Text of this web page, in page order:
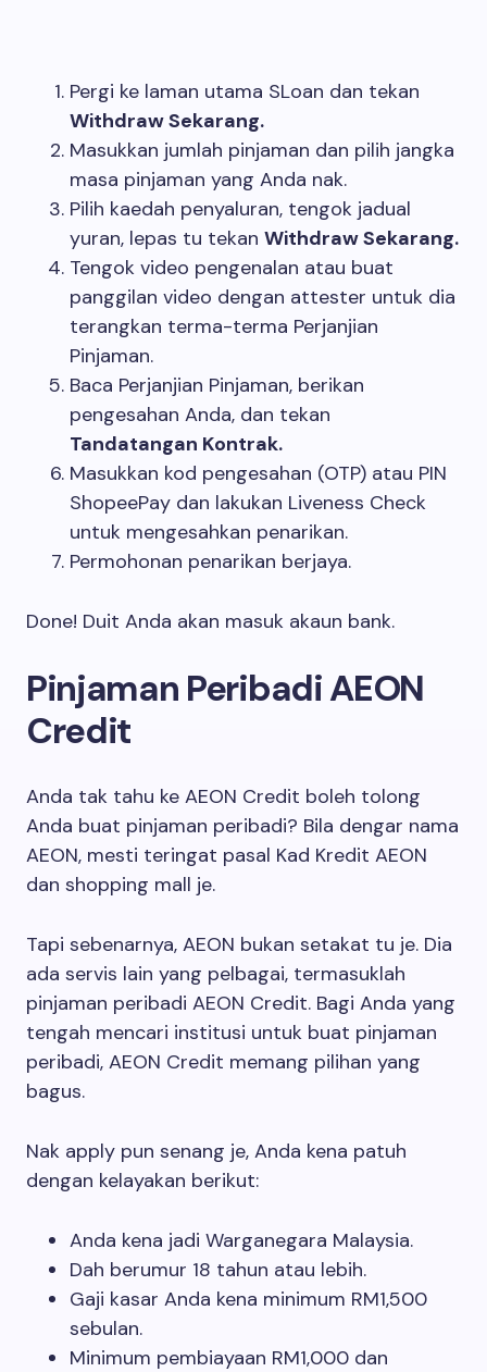
Pergi ke laman utama SLoan dan tekan
Withdraw Sekarang.
Masukkan jumlah pinjaman dan pilih jangka
masa pinjaman yang Anda nak.
Pilih kaedah penyaluran, tengok jadual
yuran, lepas tu tekan Withdraw Sekarang.
Tengok video pengenalan atau buat
panggilan video dengan attester untuk dia
terangkan terma-terma Perjanjian
Pinjaman.
Baca Perjanjian Pinjaman, berikan
pengesahan Anda, dan tekan
Tandatangan Kontrak.
Masukkan kod pengesahan (OTP) atau PIN
ShopeePay dan lakukan Liveness Check
untuk mengesahkan penarikan.
Permohonan penarikan berjaya.
Done! Duit Anda akan masuk akaun bank.
Pinjaman Peribadi AEON
Credit
Anda tak tahu ke AEON Credit boleh tolong
Anda buat pinjaman peribadi? Bila dengar nama
AEON, mesti teringat pasal Kad Kredit AEON
dan shopping mall je.
Tapi sebenarnya, AEON bukan setakat tu je. Dia
ada servis lain yang pelbagai, termasuklah
pinjaman peribadi AEON Credit. Bagi Anda yang
tengah mencari institusi untuk buat pinjaman
peribadi, AEON Credit memang pilihan yang
bagus.
Nak apply pun senang je, Anda kena patuh
dengan kelayakan berikut:
Anda kena jadi Warganegara Malaysia.
Dah berumur 18 tahun atau lebih.
Gaji kasar Anda kena minimum RM1,500
sebulan.
Minimum pembiayaan RM1,000 dan